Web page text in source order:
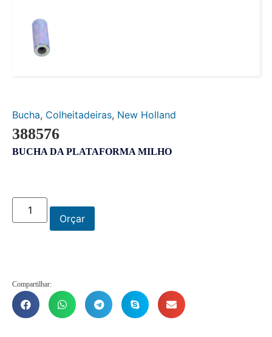
Bucha, Colheitadeiras, New Holland
388576
BUCHA DA PLATAFORMA MILHO
Orçar
Compartilhar: